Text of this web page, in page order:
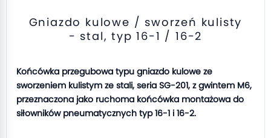
Gniazdo kulowe / sworzeń kulisty
- stal, typ 16-1 / 16-2
Końcówka przegubowa typu gniazdo kulowe ze
sworzeniem kulistym ze stali, seria SG-201, z gwintem M6,
przeznaczona jako ruchoma końcówka montażowa do
siłowników pneumatycznych typ 16-1 i 16-2.